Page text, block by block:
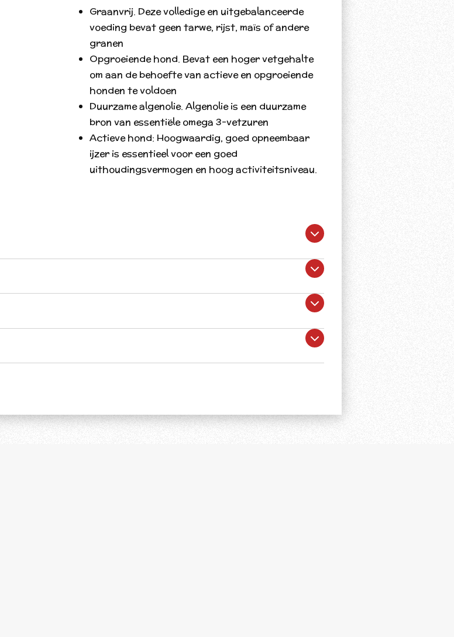
Graanvrij. Deze volledige en uitgebalanceerde
voeding bevat geen tarwe, rijst, maïs of andere
granen
Opgroeiende hond. Bevat een hoger vetgehalte
om aan de behoefte van actieve en opgroeiende
honden te voldoen
Duurzame algenolie. Algenolie is een duurzame
bron van essentiële omega 3-vetzuren
Actieve hond: Hoogwaardig, goed opneembaar
ijzer is essentieel voor een goed
uithoudingsvermogen en hoog activiteitsniveau.